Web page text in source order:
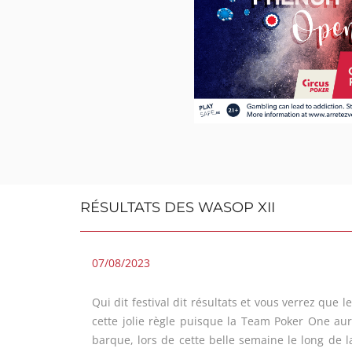
Le jeu peut rendre dépendant.
Plus d’informations sur
RÉSULTATS DES WASOP XII
07/08/2023
Qui dit festival dit résultats et vous verrez que
cette jolie règle puisque la Team Poker One
barque, lors de cette belle semaine le long de